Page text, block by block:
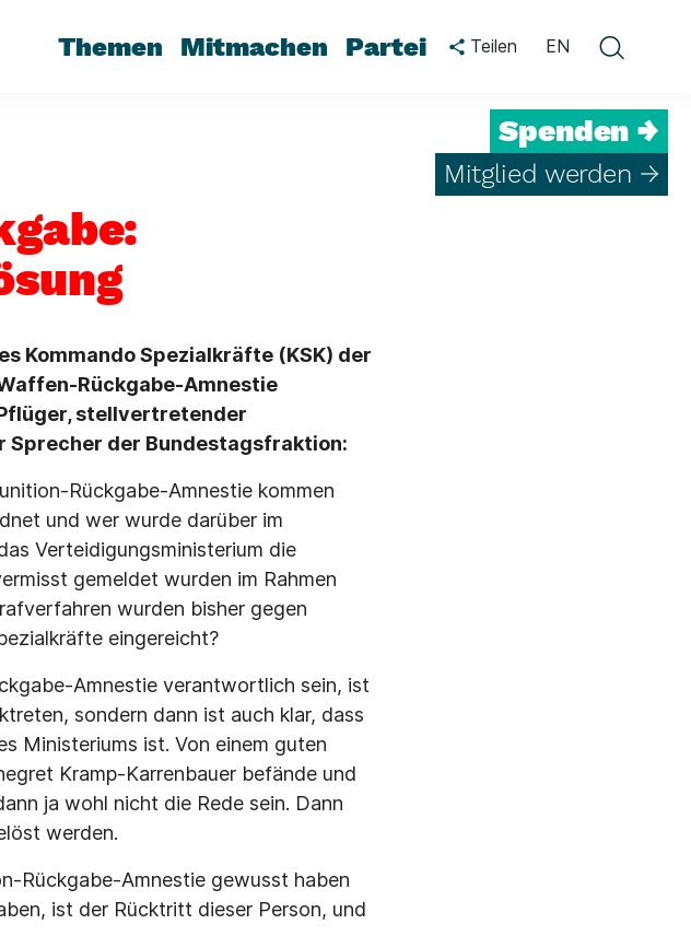
Themen Mitmachen Partei Teilen EN
Spenden →
Mitglied werden →
Kommando Spezialkräfte (KSK) der
Rückgabe-Amnestie
stellvertretender
der Bundestagsfraktion:
Rückgabe-Amnestie kommen
und wer wurde darüber im
Verteidigungsministerium die
gemeldet wurden im Rahmen
wurden bisher gegen
eingereicht?
Amnestie verantwortlich sein, ist
sondern dann ist auch klar, dass
Ministeriums ist. Von einem guten
Kramp-Karrenbauer befände und
ja wohl nicht die Rede sein. Dann
werden.
Rückgabe-Amnestie gewusst haben
ist der Rücktritt dieser Person, und